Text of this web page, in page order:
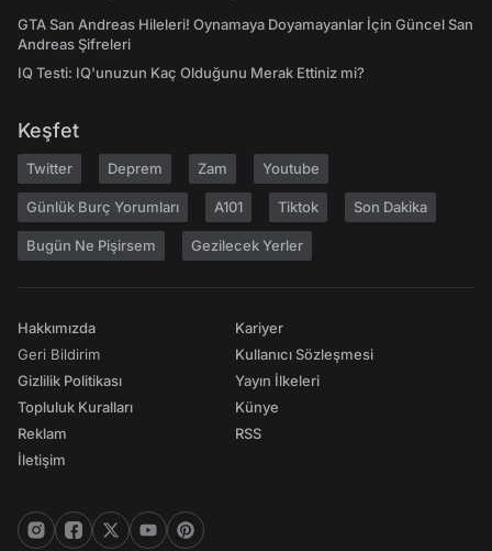
GTA San Andreas Hileleri! Oynamaya Doyamayanlar İçin Güncel San
Andreas Şifreleri
IQ Testi: IQ'unuzun Kaç Olduğunu Merak Ettiniz mi?
Keşfet
Twitter Deprem Zam Youtube
Günlük Burç Yorumları A101 Tiktok Son Dakika
Bugün Ne Pişirsem Gezilecek Yerler
Hakkımızda
Geri Bildirim
Gizlilik Politikası
Topluluk Kuralları
Reklam
İletişim
Kariyer
Kullanıcı Sözleşmesi
Yayın İlkeleri
Künye
RSS